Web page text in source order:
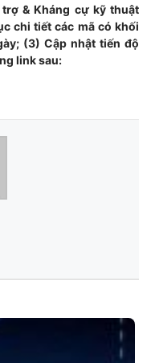
& Kháng cự kỹ thuật
chi tiết các mã có khối
(3) Cập nhật tiến độ
link sau: